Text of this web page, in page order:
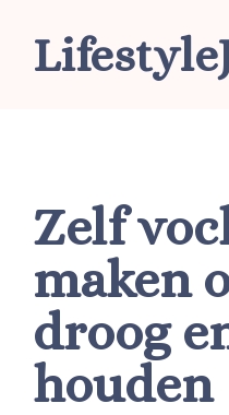
Zelf
maken
droog
houden